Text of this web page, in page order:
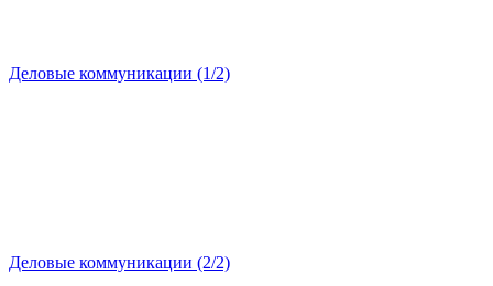
Деловые коммуникации (1/2)
Деловые коммуникации (2/2)